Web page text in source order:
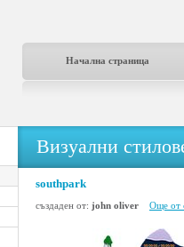
Начална страница
Визуални
southpark
създаден от: john oliver Още от